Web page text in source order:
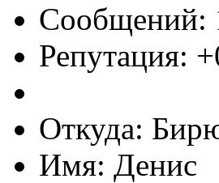
Сообщений:
Репутация:
Откуда:
Имя: Денис